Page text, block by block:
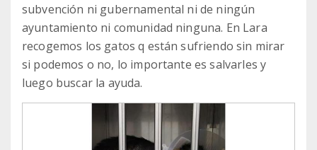
subvención ni gubernamental ni de ningún
ayuntamiento ni comunidad ninguna. En Lara
recogemos los gatos q están sufriendo sin mirar
si podemos o no, lo importante es salvarles y
luego buscar la ayuda.